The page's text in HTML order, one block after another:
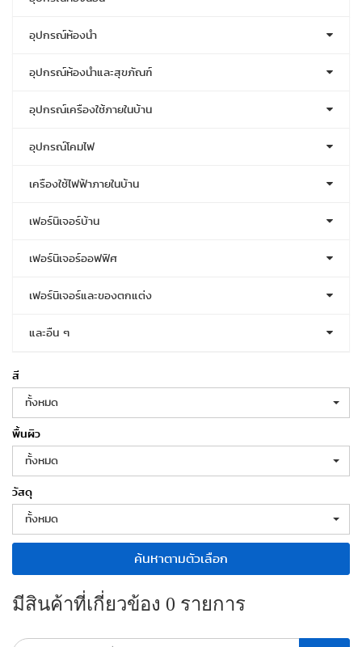
อุปกรณ์ห้องน้ำ
อุปกรณ์ห้องน้ำและสุขภัณฑ์
อุปกรณ์เครื่องใช้ภายในบ้าน
อุปกรณ์โคมไฟ
เครื่องใช้ไฟฟ้าภายในบ้าน
เฟอร์นิเจอร์บ้าน
เฟอร์นิเจอร์ออฟฟิศ
เฟอร์นิเจอร์และของตกแต่ง
และอื่น ๆ
สี
ทั้งหมด
พื้นผิว
ทั้งหมด
วัสดุ
ทั้งหมด
ค้นหาตามตัวเลือก
มีสินค้าที่เกี่ยวข้อง 0 รายการ